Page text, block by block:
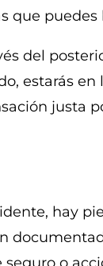
que puedes
del
estarás
justa
hay